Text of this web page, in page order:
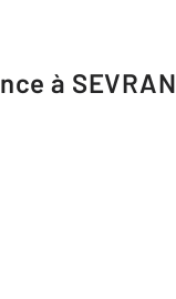
à SEVRAN